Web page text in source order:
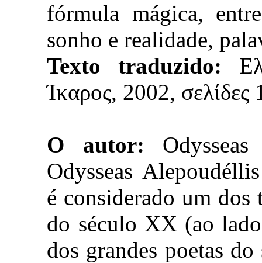
fórmula mágica,
sonho e realidade,
Texto traduzido:
Ίκαρος, 2002, σελίδες
O autor:
Odysseas
é considerado um dos
do século XX (ao
dos grandes poetas